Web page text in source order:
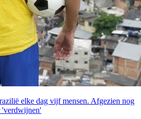
elke dag vijf mensen. Afgezien nog
'verdwijnen'